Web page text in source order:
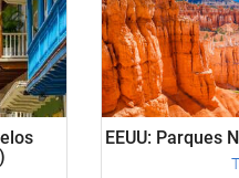
EEUU: Parques